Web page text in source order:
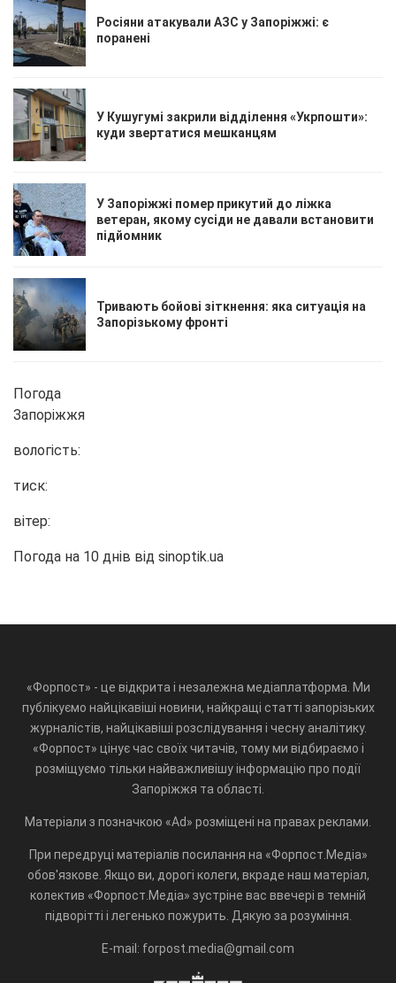
Росіяни атакували АЗС у Запоріжжі: є
поранені
У Кушугумі закрили відділення «Укрпошти»:
куди звертатися мешканцям
У Запоріжжі помер прикутий до ліжка
ветеран, якому сусіди не давали встановити
підйомник
Тривають бойові зіткнення: яка ситуація на
Запорізькому фронті
Погода
Запоріжжя
вологість:
тиск:
вітер:
Погода на 10 днів від sinoptik.ua
«Форпост» - це відкрита і незалежна медіаплатформа. Ми
публікуємо найцікавіші новини, найкращі статті запорізьких
журналістів, найцікавіші розслідування і чесну аналітику.
«Форпост» цінує час своїх читачів, тому ми відбираємо і
розміщуємо тільки найважливішу інформацію про події
Запоріжжя та області.
Матеріали з позначкою «Ad» розміщені на правах реклами.
При передруці матеріалів посилання на «Форпост.Медіа»
обов'язкове. Якщо ви, дорогі колеги, вкраде наш матеріал,
колектив «Форпост.Медіа» зустріне вас ввечері в темній
підворітті і легенько пожурить. Дякую за розуміння.
E-mail: forpost.media@gmail.com